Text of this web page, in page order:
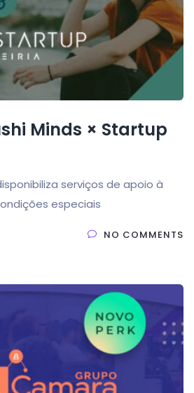
Minds × Startup
serviços de apoio à
especiais
NO COMMENTS